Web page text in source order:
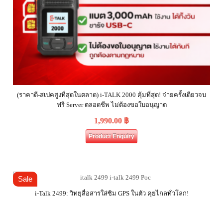
(ราคาดี-สเปคสูงที่สุดในตลาด) i-TALK 2000 คุ้มที่สุด! จ่ายครั้งเดียวจบ
ฟรี Server ตลอดชีพ ไม่ต้องขอใบอนุญาต
1,990.00 ฿
Product Enquiry
Sale
i-Talk 2499: วิทยุสื่อสารใส่ซิม GPS ในตัว คุยไกลทั่วโลก!